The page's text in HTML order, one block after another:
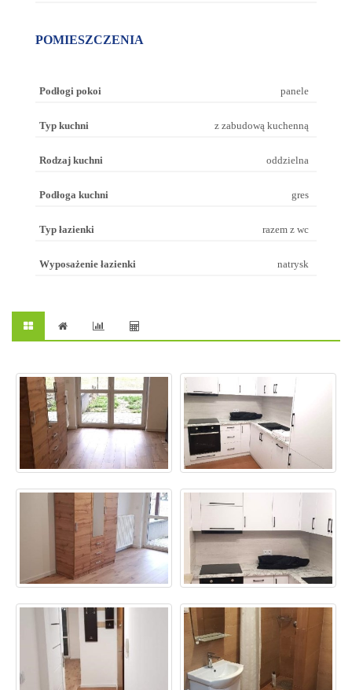
POMIESZCZENIA
Podłogi pokoi panele
Typ kuchni z zabudową kuchenną
Rodzaj kuchni oddzielna
Podłoga kuchni gres
Typ łazienki razem z wc
Wyposażenie łazienki natrysk